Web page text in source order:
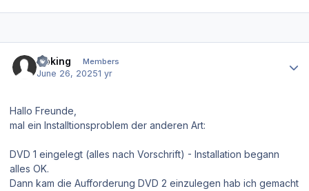
Goking Members
June 26, 20251 yr
Hallo Freunde,
mal ein Installtionsproblem der anderen Art:
DVD 1 eingelegt (alles nach Vorschrift) - Installation begann
alles OK.
Dann kam die Aufforderung DVD 2 einzulegen hab ich gemacht